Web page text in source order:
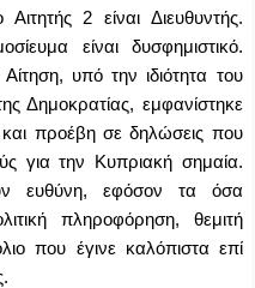
2 είναι Διευθυντής.
είναι δυσφημιστικό.
υπό την ιδιότητα του
Δημοκρατίας, εμφανίστηκε
προέβη σε δηλώσεις που
για την Κυπριακή σημαία.
ευθύνη, εφόσον τα όσα
πληροφόρηση, θεμιτή
που έγινε καλόπιστα επί